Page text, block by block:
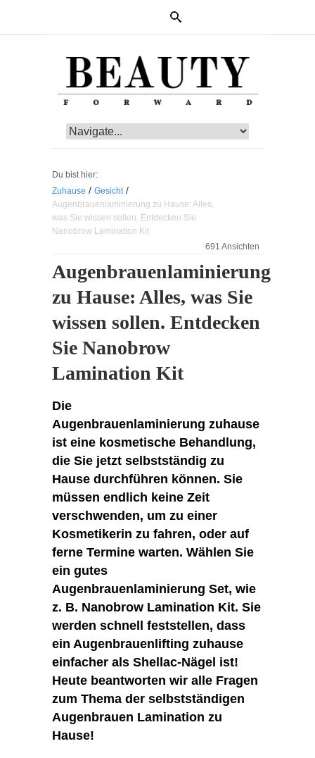
Du bist hier:
Zuhause / Gesicht /
Augenbrauenlaminierung zu Hause: Alles,
was Sie wissen sollen. Entdecken Sie
Nanobrow Lamination Kit
691 Ansichten
Augenbrauenlaminierung
zu Hause: Alles, was Sie
wissen sollen. Entdecken
Sie Nanobrow
Lamination Kit
Die
Augenbrauenlaminierung zuhause
ist eine kosmetische Behandlung,
die Sie jetzt selbstständig zu
Hause durchführen können. Sie
müssen endlich keine Zeit
verschwenden, um zu einer
Kosmetikerin zu fahren, oder auf
ferne Termine warten. Wählen Sie
ein gutes
Augenbrauenlaminierung Set, wie
z. B. Nanobrow Lamination Kit. Sie
werden schnell feststellen, dass
ein Augenbrauenlifting zuhause
einfacher als Shellac-Nägel ist!
Heute beantworten wir alle Fragen
zum Thema der selbstständigen
Augenbrauen Lamination zu
Hause!